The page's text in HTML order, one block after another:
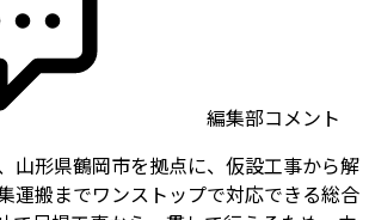
編集部コメント
山形県鶴岡市を拠点に、仮設工事から解
運搬までワンストップで対応できる総合